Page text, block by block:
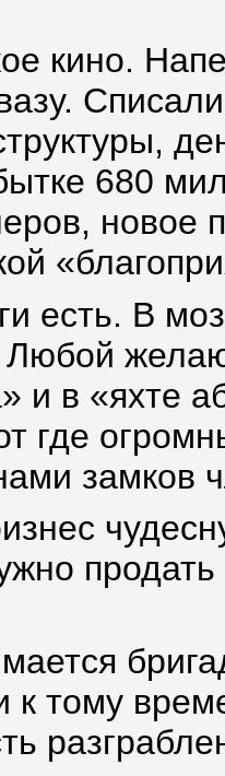
кино.
680
новое
есть. В
Любой
и в «яхте
где
замков
к тому